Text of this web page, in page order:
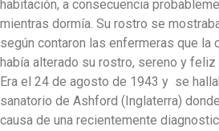
habitación, a consecuencia
mientras dormía. Su rostro se
según contaron las enfermeras que la
había alterado su rostro, sereno y
Era el 24 de agosto de 1943 y se
sanatorio de Ashford (Inglaterra)
causa de una recientemente